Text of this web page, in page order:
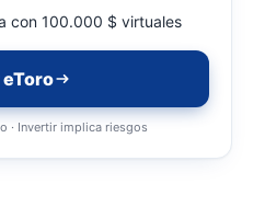
con 100.000 $ virtuales
· Invertir implica riesgos